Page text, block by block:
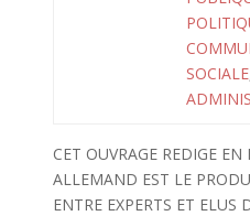
SOCIALE
CET OUVRAGE REDIGE EN
ALLEMAND EST LE
ENTRE EXPERTS ET ELUS